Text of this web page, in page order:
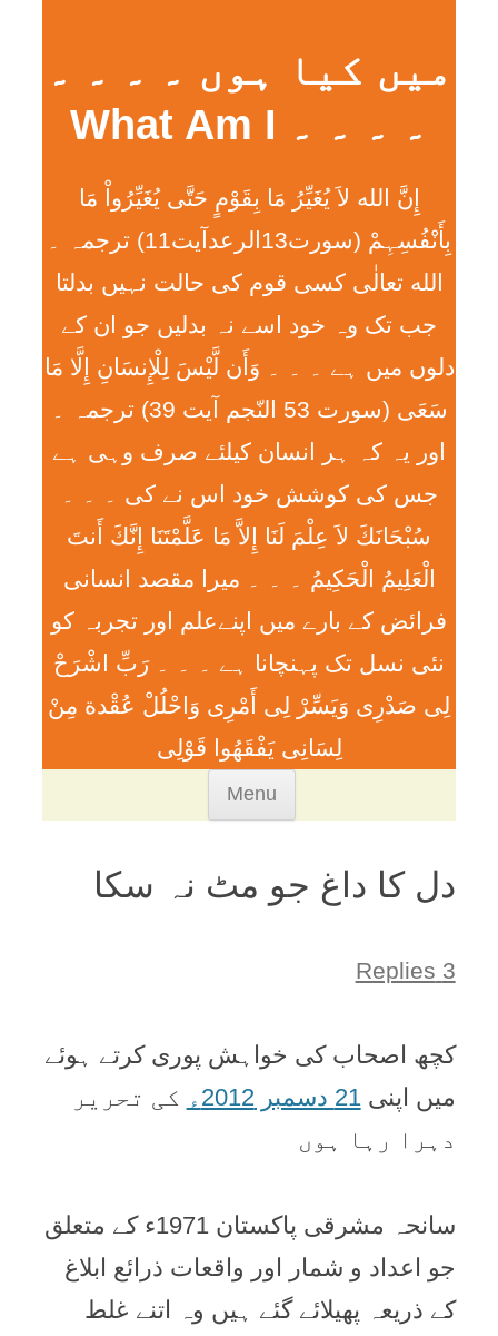
میں کیا ہوں ۔ ۔ ۔ ۔
۔ ۔ ۔ ۔ What Am I
إِنَّ الله لاَ يُغَيِّرُ مَا بِقَوْمٍ حَتَّی يُغَيِّرُواْ مَا
بِأَنْفُسِہِمْ (سورت13الرعدآیت11) ترجمہ ۔
الله تعالٰی کسی قوم کی حالت نہیں بدلتا
جب تک وہ خود اسے نہ بدلیں جو ان کے
دلوں میں ہے ۔ ۔ ۔ وَأَن لَّيْسَ لِلْإِنسَانِ إِلَّا مَا
سَعَی (سورت 53 النّجم آیت 39) ترجمہ ۔
اور یہ کہ ہر انسان کیلئے صرف وہی ہے
جس کی کوشش خود اس نے کی ۔ ۔ ۔
سُبْحَانَكَ لاَ عِلْمَ لَنَا إِلاَّ مَا عَلَّمْتَنَا إِنَّكَ أَنتَ
الْعَلِيمُ الْحَكِيمُ ۔ ۔ ۔ ميرا مقصد انسانی
فرائض کے بارے میں اپنےعلم اور تجربہ کو
نئی نسل تک پہنچانا ہے ۔ ۔ ۔ رَبِّ اشْرَحْ
لِی صَدْرِی وَيَسِّرْ لِی أَمْرِی وَاحْلُلْ عُقْدة مِنْ
لِسَانِی يَفْقَھُوا قَوْلِی
Menu
content
دل کا داغ جو مٹ نہ سکا
3 Replies
کچھ اصحاب کی خواہش پوری کرتے ہوئے
میں اپنی21 دسمبر 2012ء
کی تحریر
دہرا رہا ہوں
سانحہ مشرقی پاکستان 1971ء کے متعلق
جو اعداد و شمار اور واقعات ذرائع ابلاغ
کے ذریعہ پھیلائے گئے ہیں وہ اتنے غلط